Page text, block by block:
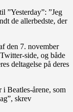
”Yesterday”: ”Jeg
de allerbedste, der
den 7. november
side, og både
deltagelse på deres
Beatles-årene, som
skrev